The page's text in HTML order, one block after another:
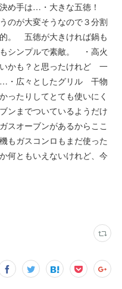
め手は…・大きな五徳！
のが大変そうなので３分割
。 五徳が大きければ鍋も
シンプルで素敵。 ・高火
かも？と思ったけれど 一
…・広々としたグリル 干物
ったりしてとても使いにく
ンまでついているようだけ
スオーブンがあるからここ
もガスコンロもまだ使った
何ともいえないけれど、今